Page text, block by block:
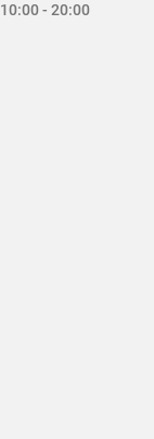
10:00 - 20:00